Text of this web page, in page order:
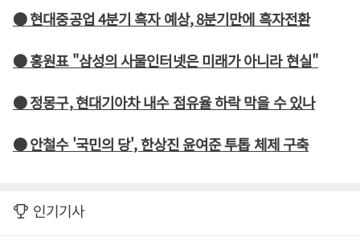
● 현대중공업 4분기 흑자 예상, 8분기만에 흑자전환
● 홍원표 "삼성의 사물인터넷은 미래가 아니라 현실"
● 정몽구, 현대기아차 내수 점유율 하락 막을 수 있나
● 안철수 '국민의 당', 한상진 윤여준 투톱 체제 구축
인기기사